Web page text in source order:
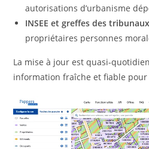
autorisations d’urbanisme
INSEE et greffes des tribunaux
propriétaires personnes
La mise à jour est quasi-
information fraîche et fiable pour